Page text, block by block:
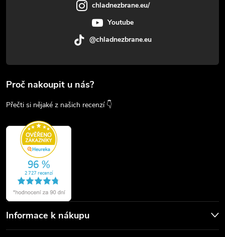
chladnezbrane.eu/
Youtube
@chladnezbrane.eu
Proč nakoupit u nás?
Přečti si nějaké z našich recenzí 👇
Informace k nákupu